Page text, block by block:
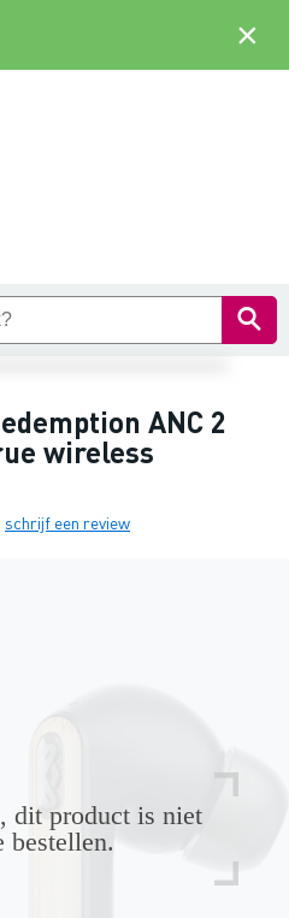
ANC 2
wireless
schrijf een review
dit product is niet
bestellen.
×